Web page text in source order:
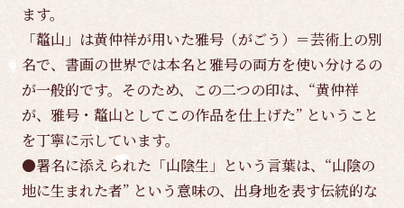
ます。
「鼇山」は黄仲祥が用いた雅号（がごう）＝芸術上の別
名で、書画の世界では本名と雅号の両方を使い分けるの
が一般的です。そのため、この二つの印は、“黄仲祥
が、雅号・鼇山としてこの作品を仕上げた” ということ
を丁寧に示しています。
●署名に添えられた「山陰生」という言葉は、“山陰の
地に生まれた者” という意味の、出身地を表す伝統的な